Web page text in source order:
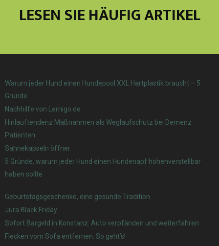
LESEN SIE HÄUFIG ARTIKEL
Warum jeder Hund einen Hundepool XXL Hartplastik braucht – 5
Gründe
Nachhilfe von Lernigo.de
Hinlauftendenz Maßnahmen als Weglaufschutz bei Demenz
Patienten
Sahnekapseln öffner
5 Gründe, warum jeder Hund einen Hundenapf höhenverstellbar
haben sollte
Geburtstagsgeschenke, eine gesunde Tradition
Jura Black Friday
Sofort Bargeld in Konstanz: Auto verpfänden und weiterfahren
Flecken vom Sofa entfernen: So geht’s!